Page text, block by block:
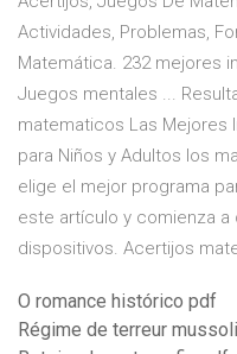
Actividades, Problemas,
Matemática. 232 mejores
Juegos mentales ...
matematicos Las Mejores
para Niños y Adultos los
elige el mejor programa
este artículo y comienza
dispositivos. Acertijos
O romance histórico pdf
Régime de terreur